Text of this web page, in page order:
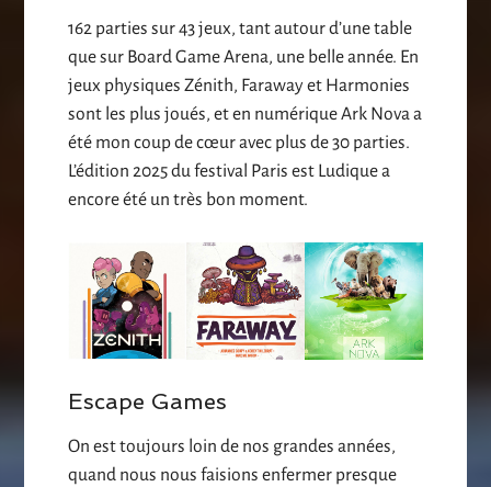
162 parties sur 43 jeux, tant autour d’une table
que sur Board Game Arena, une belle année. En
jeux physiques Zénith, Faraway et Harmonies
sont les plus joués, et en numérique Ark Nova a
été mon coup de cœur avec plus de 30 parties.
L’édition 2025 du festival Paris est Ludique a
encore été un très bon moment.
Escape Games
On est toujours loin de nos grandes années,
quand nous nous faisions enfermer presque